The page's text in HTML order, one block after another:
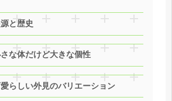
と歴史
な体だけど大きな個性
らしい外見のバリエーション